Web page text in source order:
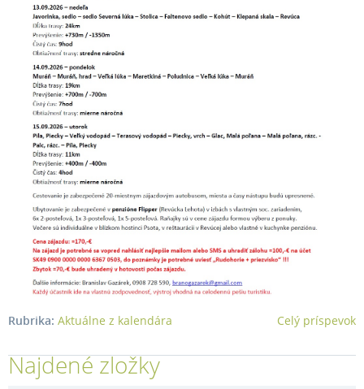
Celý príspevok
Rubrika: Aktuálne z kalendára
Najdené zložky